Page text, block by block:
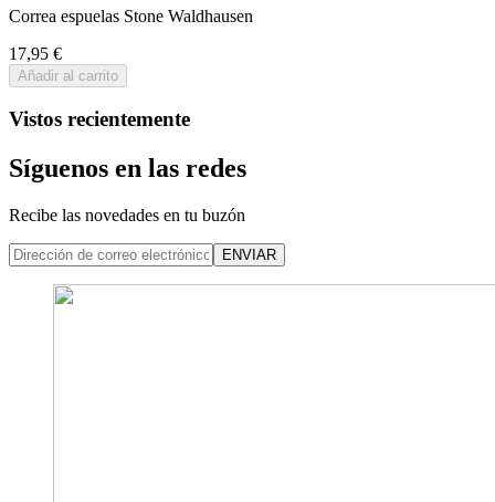
Correa espuelas Stone Waldhausen
17,95 €
Añadir al carrito
Vistos recientemente
Síguenos en las redes
Recibe las novedades en tu buzón
ENVIAR